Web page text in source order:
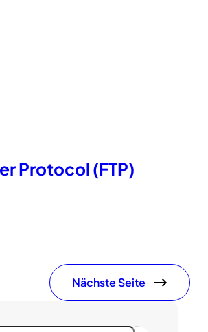
Protocol (FTP)
Nächste Seite